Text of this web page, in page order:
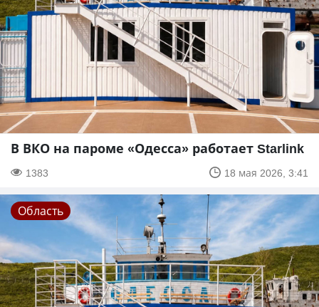
В ВКО на пароме «Одесса» работает Starlink
1383 18 мая 2026, 3:41
Область